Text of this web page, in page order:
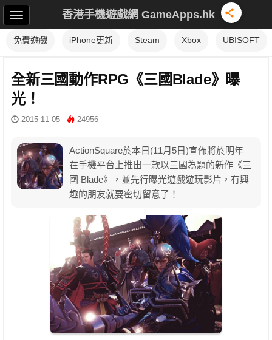
香港手機遊戲網 GameApps.hk
免費遊戲 iPhone更新 Steam Xbox UBISOFT
全新三國動作RPG《三國Blade》曝
光！
2015-11-05 24956
ActionSquare於本日(11月5日)宣佈將於明年
在手機平台上推出一款以三國為題的新作《三
國 Blade》，並先行曝光遊戲遊玩影片，有興
趣的朋友就要密切留意了！